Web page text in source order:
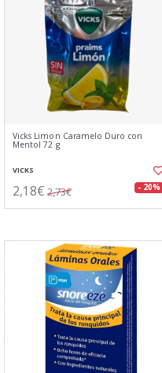
Vicks Limon Caramelo Duro con
Mentol 72 g
VICKS
2,18€ 2,73€ - 20%